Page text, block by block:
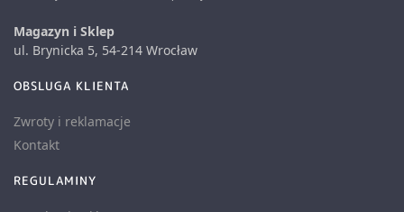
Magazyn i Sklep
ul. Brynicka 5, 54-214 Wrocław
OBSLUGA KLIENTA
Zwroty i reklamacje
Kontakt
REGULAMINY